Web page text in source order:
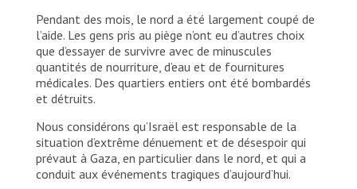
Pendant des mois, le nord a été largement coupé de
l’aide. Les gens pris au piège n’ont eu d’autres choix
que d’essayer de survivre avec de minuscules
quantités de nourriture, d’eau et de fournitures
médicales. Des quartiers entiers ont été bombardés
et détruits.
Nous considérons qu’Israël est responsable de la
situation d’extrême dénuement et de désespoir qui
prévaut à Gaza, en particulier dans le nord, et qui a
conduit aux événements tragiques d’aujourd’hui.